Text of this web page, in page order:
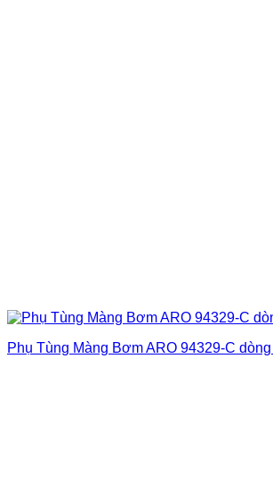
Phụ Tùng Màng Bơm ARO 94329-C dòng